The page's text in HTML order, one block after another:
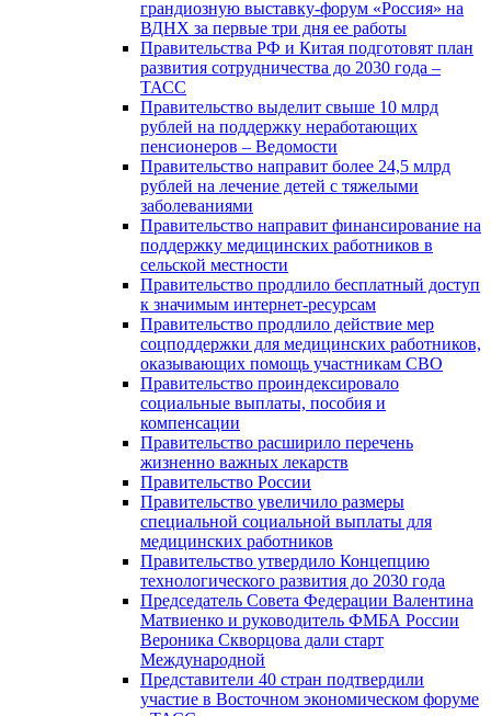
грандиозную выставку-форум «Россия» на
ВДНХ за первые три дня ее работы
Правительства РФ и Китая подготовят план
развития сотрудничества до 2030 года –
ТАСС
Правительство выделит свыше 10 млрд
рублей на поддержку неработающих
пенсионеров – Ведомости
Правительство направит более 24,5 млрд
рублей на лечение детей с тяжелыми
заболеваниями
Правительство направит финансирование на
поддержку медицинских работников в
сельской местности
Правительство продлило бесплатный доступ
к значимым интернет-ресурсам
Правительство продлило действие мер
соцподдержки для медицинских работников,
оказывающих помощь участникам СВО
Правительство проиндексировало
социальные выплаты, пособия и
компенсации
Правительство расширило перечень
жизненно важных лекарств
Правительство России
Правительство увеличило размеры
специальной социальной выплаты для
медицинских работников
Правительство утвердило Концепцию
технологического развития до 2030 года
Председатель Совета Федерации Валентина
Матвиенко и руководитель ФМБА России
Вероника Скворцова дали старт
Международной
Представители 40 стран подтвердили
участие в Восточном экономическом форуме